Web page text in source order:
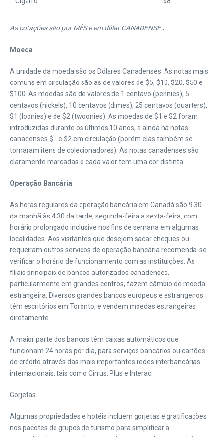
As cotações são por MÊS e em dólar CANADENSE.
Moeda
A unidade da moeda são os Dólares Canadenses. As notas mais
comuns em circulação são as de valores de $5, $10, $20, $50 e
$100. As moedas são de valores de 1 centavo (pennies), 5
centavos (nickels), 10 centavos (dimes), 25 centavos (quarters),
$1 (loonies) e de $2 (twoonies). As moedas de $1 e $2 foram
introduzidas durante os últimos 10 anos, e ainda há notas
canadenses $1 e $2 em circulação (porém elas também se
tornaram itens de colecionadores). As notas canadenses são
claramente marcadas e cada valor tem uma cor distinta.
Operação Bancária
As horas regulares da operação bancária em Canadá são 9:30
da manhã às 4:30 da tarde, segunda-feira a sexta-feira, com
horário prolongado inclusive nos fins de semana em algumas
localidades. Aos visitantes que desejem sacar cheques ou
requeiram outros serviços de operação bancária recomenda-se
verificar o horário de funcionamento com as instituições. As
filiais principais de bancos autorizados canadenses,
particularmente em grandes centros, fazem câmbio de moeda
estrangeira. Diversos grandes bancos europeus e estrangeiros
têm escritórios em Toronto, e vendem moedas estrangeiras
diretamente.
A maior parte dos bancos têm caixas automáticos que
funcionam 24 horas por dia, para serviços bancários ou cartões
de crédito através das mais importantes redes interbancárias
internacionais, tais como Cirrus, Plus e Interac.
Gorjetas
Algumas propriedades e hotéis incluem gorjetas e gratificações
nos pacotes de grupos de turismo para simplificar a